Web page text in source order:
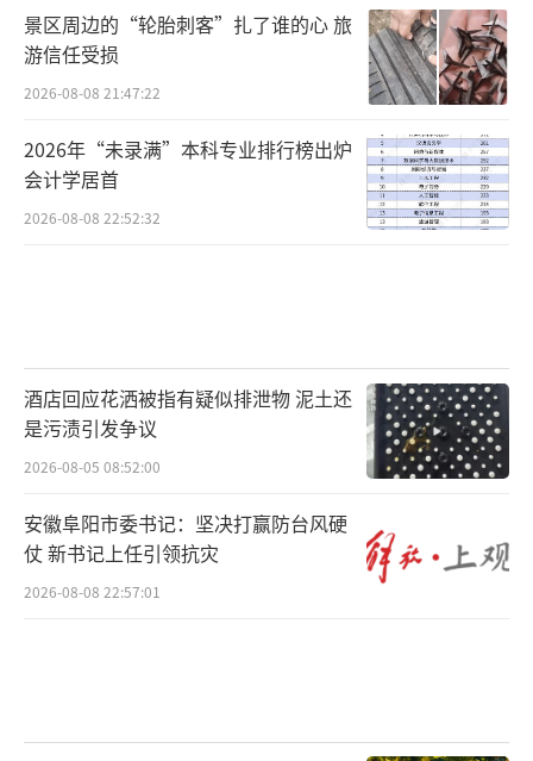
景区周边的“轮胎刺客”扎了谁的心 旅
游信任受损
2026-08-08 21:47:22
2026年“未录满”本科专业排行榜出炉
会计学居首
2026-08-08 22:52:32
酒店回应花洒被指有疑似排泄物 泥土还
是污渍引发争议
2026-08-05 08:52:00
安徽阜阳市委书记：坚决打赢防台风硬
仗 新书记上任引领抗灾
2026-08-08 22:57:01